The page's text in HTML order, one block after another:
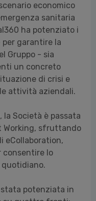
economico
sanitaria
ha potenziato i
garantire la
Gruppo - sia
un concreto
di crisi e
attività aziendali.
Società è passata
Working, sfruttando
eCollaboration,
consentire lo
potenziata in